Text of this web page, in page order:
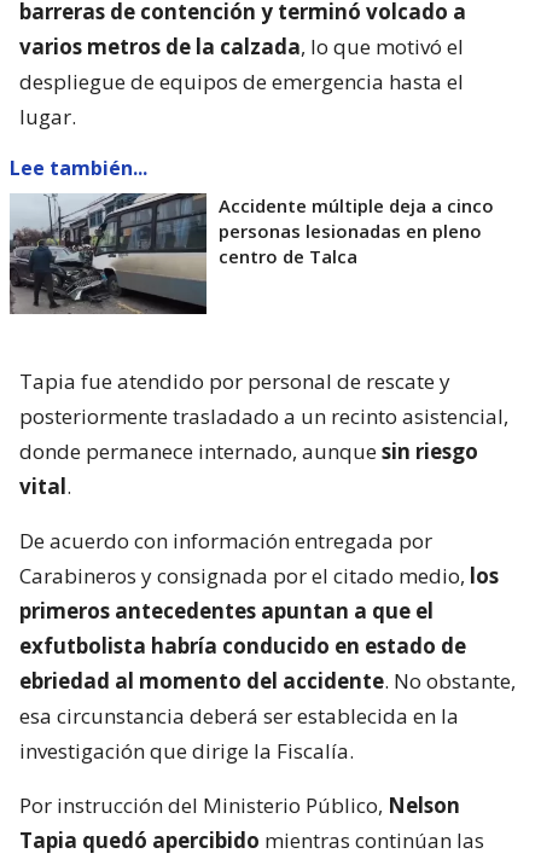
barreras de contención y terminó volcado a
varios metros de la calzada, lo que motivó el
despliegue de equipos de emergencia hasta el
lugar.
Lee también...
Accidente múltiple deja a cinco
personas lesionadas en pleno
centro de Talca
Tapia fue atendido por personal de rescate y
posteriormente trasladado a un recinto asistencial,
donde permanece internado, aunquesin riesgo
vital.
De acuerdo con información entregada por
Carabineros y consignada por el citado medio, los
primeros antecedentes apuntan a que el
exfutbolista habría conducido en estado de
ebriedad al momento del accidente. No obstante,
esa circunstancia deberá ser establecida en la
investigación que dirige la Fiscalía.
Por instrucción del Ministerio Público, Nelson
Tapia quedó apercibido mientras continúan las